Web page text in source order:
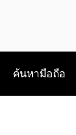
ค้นหามือถือ